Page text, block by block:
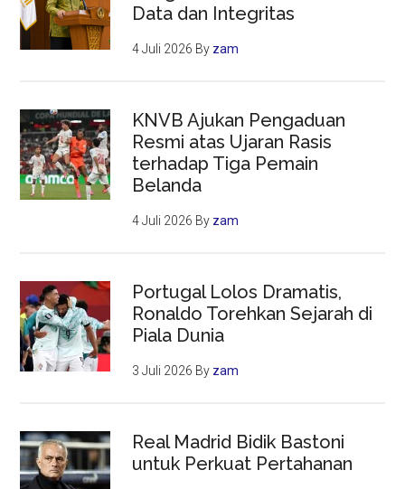
Data dan Integritas
4 Juli 2026 By zam
KNVB Ajukan Pengaduan
Resmi atas Ujaran Rasis
terhadap Tiga Pemain
Belanda
4 Juli 2026 By zam
Portugal Lolos Dramatis,
Ronaldo Torehkan Sejarah di
Piala Dunia
3 Juli 2026 By zam
Real Madrid Bidik Bastoni
untuk Perkuat Pertahanan